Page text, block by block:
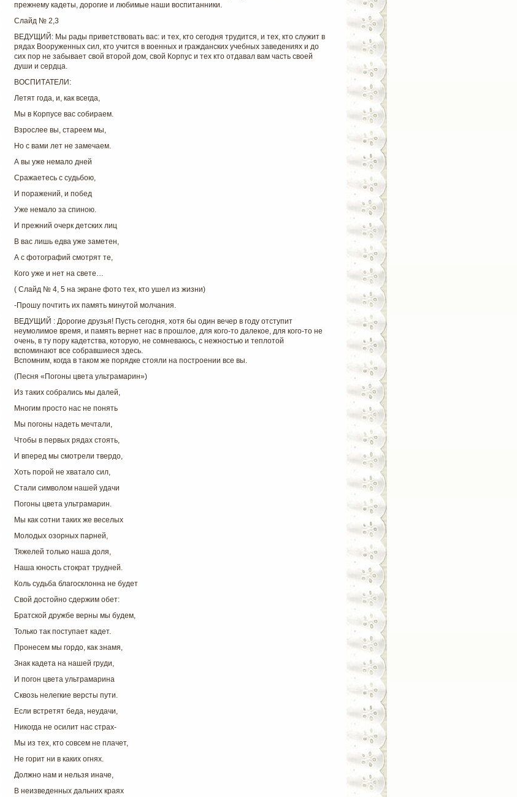
прежнему кадеты, дорогие и любимые наши воспитанники.
Слайд № 2,3
ВЕДУЩИЙ: Мы рады приветствовать вас: и тех, кто сегодня трудится, и тех, кто служит в
рядах Вооруженных сил, кто учится в военных и гражданских учебных заведениях и до
сих пор не забывает свой второй дом, свой Корпус и тех кто отдавал вам часть своей
души и сердца.
ВОСПИТАТЕЛИ:
Летят года, и, как всегда,
Мы в Корпусе вас собираем.
Взрослее вы, стареем мы,
Но с вами лет не замечаем.
А вы уже немало дней
Сражаетесь с судьбою,
И поражений, и побед
Уже немало за спиною.
И прежний очерк детских лиц
В вас лишь едва уже заметен,
А с фотографий смотрят те,
Кого уже и нет на свете…
( Слайд № 4, 5 на экране фото тех, кто ушел из жизни)
-Прошу почтить их память минутой молчания.
ВЕДУЩИЙ : Дорогие друзья! Пусть сегодня, хотя бы один вечер в году отступит
неумолимое время, и память вернет нас в прошлое, для кого-то далекое, для кого-то не
очень, в ту пору кадетства, которую, не сомневаюсь, с нежностью и теплотой
вспоминают все собравшиеся здесь.
Вспомним, когда в таком же порядке стояли на построении все вы.
(Песня «Погоны цвета ультрамарин»)
Из таких собрались мы далей,
Многим просто нас не понять
Мы погоны надеть мечтали,
Чтобы в первых рядах стоять,
И вперед мы смотрели твердо,
Хоть порой не хватало сил,
Стали символом нашей удачи
Погоны цвета ультрамарин.
Мы как сотни таких же веселых
Молодых озорных парней,
Тяжелей только наша доля,
Наша юность стократ трудней.
Коль судьба благосклонна не будет
Свой достойно сдержим обет:
Братской дружбе верны мы будем,
Только так поступает кадет.
Пронесем мы гордо, как знамя,
Знак кадета на нашей груди,
И погон цвета ультрамарина
Сквозь нелегкие версты пути.
Если встретят беда, неудачи,
Никогда не осилит нас страх-
Мы из тех, кто совсем не плачет,
Не горит ни в каких огнях.
Должно нам и нельзя иначе,
В неизведенных дальних краях